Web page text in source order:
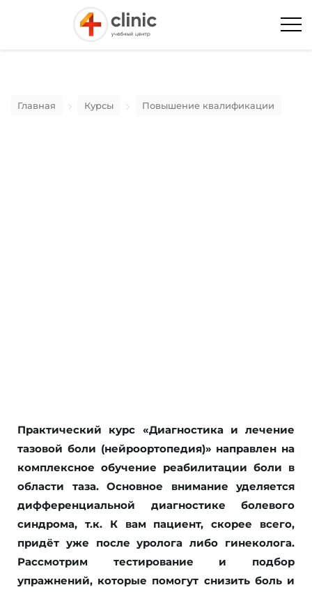
Главная Курсы Повышение квалификации
Практический курс «Диагностика и лечение
тазовой боли (нейроортопедия)» направлен на
комплексное обучение реабилитации боли в
области таза. Основное внимание уделяется
дифференциальной диагностике болевого
синдрома, т.к. К вам пациент, скорее всего,
придёт уже после уролога либо гинеколога.
Рассмотрим тестирование и подбор
упражнений, которые помогут снизить боль и